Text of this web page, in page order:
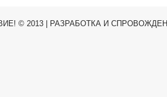
© 2013 | РАЗРАБОТКА И